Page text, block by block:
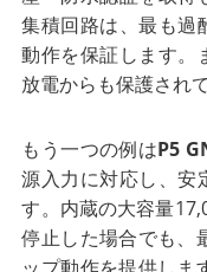
集積回路は、最も過
動作を保証します。
放電からも保護され
もう一つの例はP5
源入力に対応し、安
す。内蔵の大容量
停止した場合でも、